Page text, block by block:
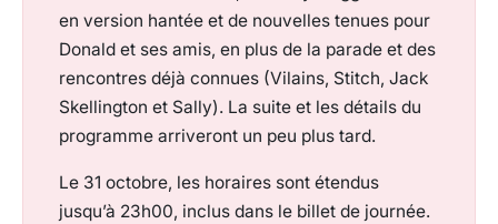
en version hantée et de nouvelles tenues pour
Donald et ses amis, en plus de la parade et des
rencontres déjà connues (Vilains, Stitch, Jack
Skellington et Sally). La suite et les détails du
programme arriveront un peu plus tard.
Le 31 octobre, les horaires sont étendus
jusqu’à 23h00, inclus dans le billet de journée.